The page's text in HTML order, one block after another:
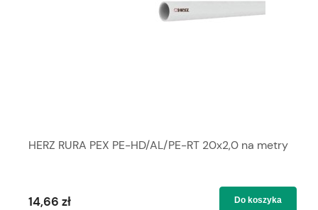
HERZ RURA PEX PE-HD/AL/PE-RT 20x2,0 na metry
14,66 zł Do koszyka